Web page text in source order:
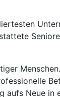
aufs Neue in